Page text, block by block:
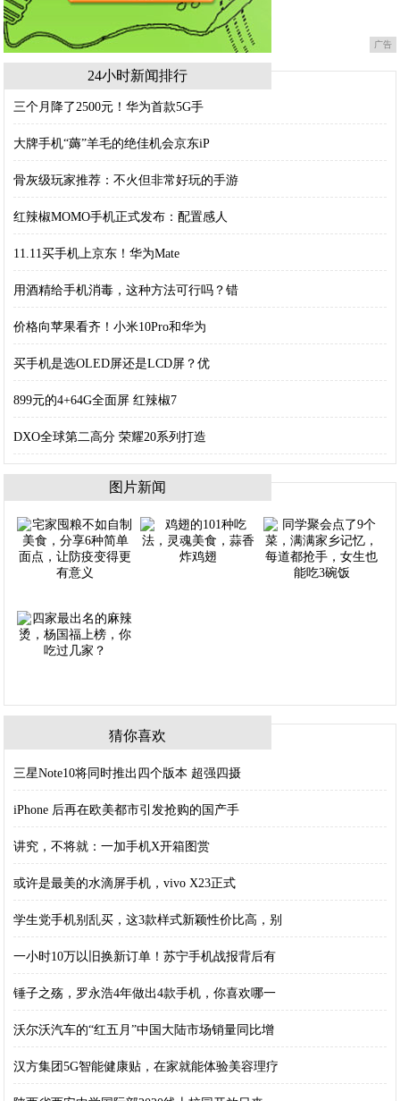
广告
24小时新闻排行
三个月降了2500元！华为首款5G手
大牌手机“薅”羊毛的绝佳机会京东iP
骨灰级玩家推荐：不火但非常好玩的手游
红辣椒MOMO手机正式发布：配置感人
11.11买手机上京东！华为Mate
用酒精给手机消毒，这种方法可行吗？错
价格向苹果看齐！小米10Pro和华为
买手机是选OLED屏还是LCD屏？优
899元的4+64G全面屏 红辣椒7
DXO全球第二高分 荣耀20系列打造
图片新闻
猜你喜欢
三星Note10将同时推出四个版本 超强四摄
iPhone 后再在欧美都市引发抢购的国产手
讲究，不将就：一加手机X开箱图赏
或许是最美的水滴屏手机，vivo X23正式
学生党手机别乱买，这3款样式新颖性价比高，别
一小时10万以旧换新订单！苏宁手机战报背后有
锤子之殇，罗永浩4年做出4款手机，你喜欢哪一
沃尔沃汽车的“红五月”中国大陆市场销量同比增
汉方集团5G智能健康贴，在家就能体验美容理疗